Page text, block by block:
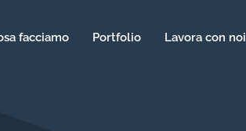
facciamo Portfolio Lavora con noi